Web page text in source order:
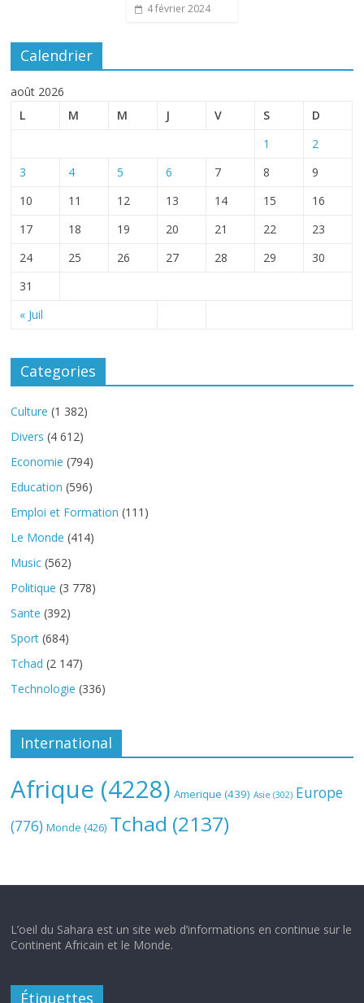
4 février 2024
Calendrier
août 2026
L
M M J V S D
« Juil
1
2
3
4 5 6 7 8
9
10
11 12 13 14 15
16
17
18 19 20 21 22
23
24
25 26 27 28 29
30
31
Categories
Culture (1 382)
Divers (4 612)
Economie (794)
Education (596)
Emploi et Formation (111)
Le Monde (414)
Music (562)
Politique (3 778)
Sante (392)
Sport (684)
Tchad (2 147)
Technologie (336)
International
Afrique (4228) Amerique (439) Asie (302) Europe
(776) Monde (426) Tchad (2137)
L’oeil du Sahara est un site web d’informations en continue sur le
Continent Africain et le Monde.
Étiquettes